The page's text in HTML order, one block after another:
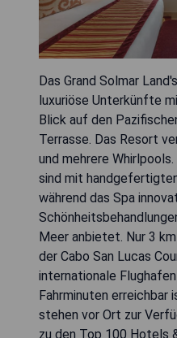
Das Grand Solmar
luxuriöse Unterkünfte
Blick auf den
Terrasse. Das Resort
und mehrere
sind mit
während das Spa
Meer anbietet. Nur 3
der Cabo San Lucas
internationale
Fahrminuten
stehen vor Ort zur
zu den Top 100 Hotels